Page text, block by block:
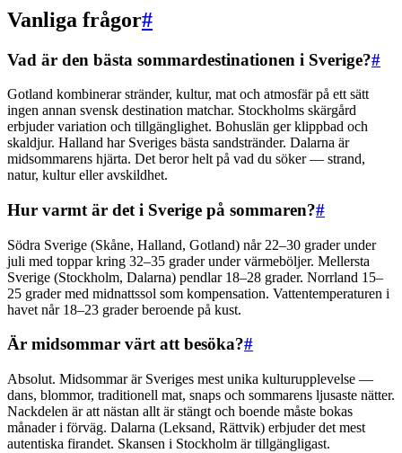
Vanliga frågor#
Vad är den bästa sommardestinationen i Sverige?#
Gotland kombinerar stränder, kultur, mat och atmosfär på ett sätt
ingen annan svensk destination matchar. Stockholms skärgård
erbjuder variation och tillgänglighet. Bohuslän ger klippbad och
skaldjur. Halland har Sveriges bästa sandstränder. Dalarna är
midsommarens hjärta. Det beror helt på vad du söker — strand,
natur, kultur eller avskildhet.
Hur varmt är det i Sverige på sommaren?#
Södra Sverige (Skåne, Halland, Gotland) når 22–30 grader under
juli med toppar kring 32–35 grader under värmeböljer. Mellersta
Sverige (Stockholm, Dalarna) pendlar 18–28 grader. Norrland 15–
25 grader med midnattssol som kompensation. Vattentemperaturen i
havet når 18–23 grader beroende på kust.
Är midsommar värt att besöka?#
Absolut. Midsommar är Sveriges mest unika kulturupplevelse —
dans, blommor, traditionell mat, snaps och sommarens ljusaste nätter.
Nackdelen är att nästan allt är stängt och boende måste bokas
månader i förväg. Dalarna (Leksand, Rättvik) erbjuder det mest
autentiska firandet. Skansen i Stockholm är tillgängligast.